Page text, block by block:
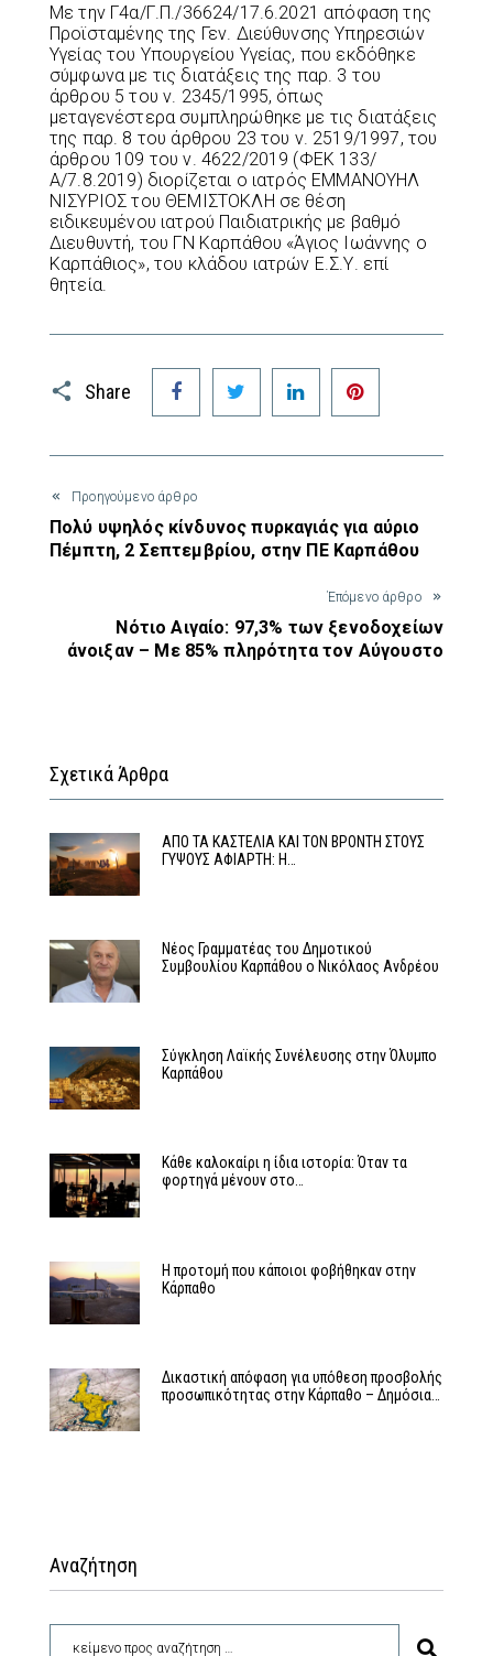
Με την Γ4α/Γ.Π./36624/17.6.2021 απόφαση της
Προϊσταμένης της Γεν. Διεύθυνσης Υπηρεσιών
Υγείας του Υπουργείου Υγείας, που εκδόθηκε
σύμφωνα με τις διατάξεις της παρ. 3 του
άρθρου 5 του ν. 2345/1995, όπως
μεταγενέστερα συμπληρώθηκε με τις διατάξεις
της παρ. 8 του άρθρου 23 του ν. 2519/1997, του
άρθρου 109 του ν. 4622/2019 (ΦΕΚ 133/
Α/7.8.2019) διορίζεται ο ιατρός ΕΜΜΑΝΟΥΗΛ
ΝΙΣΥΡΙΟΣ του ΘΕΜΙΣΤΟΚΛΗ σε θέση
ειδικευμένου ιατρού Παιδιατρικής με βαθμό
Διευθυντή, του ΓΝ Καρπάθου «Άγιος Ιωάννης ο
Καρπάθιος», του κλάδου ιατρών Ε.Σ.Υ. επί
θητεία.
Share
Facebook Twitter LinkedIn
Προηγούμενο άρθρο
Πολύ υψηλός κίνδυνος πυρκαγιάς για αύριο
Πέμπτη, 2 Σεπτεμβρίου, στην ΠΕ Καρπάθου
Έπόμενο άρθρο
Νότιο Αιγαίο: 97,3% των ξενοδοχείων
άνοιξαν – Με 85% πληρότητα τον Αύγουστο
Σχετικά Άρθρα
ΑΠΟ ΤΑ ΚΑΣΤΕΛΙΑ ΚΑΙ ΤΟΝ ΒΡΟΝΤΗ ΣΤΟΥΣ
ΓΥΨΟΥΣ ΑΦΙΑΡΤΗ: Η…
Νέος Γραμματέας του Δημοτικού
Συμβουλίου Καρπάθου ο Νικόλαος Ανδρέου
Σύγκληση Λαϊκής Συνέλευσης στην Όλυμπο
Καρπάθου
Κάθε καλοκαίρι η ίδια ιστορία: Όταν τα
φορτηγά μένουν στο…
Η προτομή που κάποιοι φοβήθηκαν στην
Κάρπαθο
Δικαστική απόφαση για υπόθεση προσβολής
προσωπικότητας στην Κάρπαθο – Δημόσια…
Αναζήτηση